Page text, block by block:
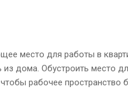
место для работы в
из дома. Обустроить место
рабочее пространство